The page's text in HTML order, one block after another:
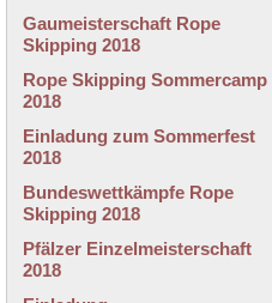
Gaumeisterschaft Rope
Skipping 2018
Rope Skipping Sommercamp
2018
Einladung zum Sommerfest
2018
Bundeswettkämpfe Rope
Skipping 2018
Pfälzer Einzelmeisterschaft
2018